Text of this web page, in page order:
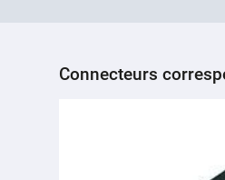
Connecteurs